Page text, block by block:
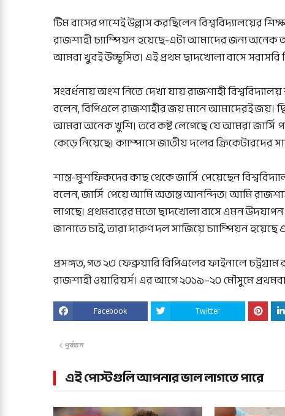
টিম বাসের পাশেই উল্লাস করছিলেন বিশ্ববিদ্যালয়ের
রাজশাহী চ্যাম্পিয়ন হয়েছে-এটা আমাদের জন্য অনেক
আমরা খুবই উচ্ছ্বসিত। এই প্রথম ছাদখোলা বাসে সরাসরি
সংবর্ধনায় অংশ নিতে দেখা যায় রাজশাহী
বলেন, বিপিএলে রাজশাহীর জয় মানে আমাদেরই জয়।
আমরা অনেক খুশি। তবে কষ্ট লেগেছে যে আমরা জার্সি
কেড়ে নিয়েছে। ক্যাম্পাসে জাতীয় দলের
শান্ত-মুশফিকদের কাছ থেকে জার্সি পেয়েছেন
বলেন, জার্সি পেয়ে আমি অত্যন্ত আনন্দিত। আমি
লাগছে। প্রথমবারের মতো ছাদখোলা বাসে এমন উদযাপন
জানাতে চাই, তারা দারুণ দল সাজিয়ে চ্যাম্পিয়ন
প্রসঙ্গত, গত ২৩ ফেব্রুয়ারি বিপিএলের ফাইনালে
রাজশাহী ওয়ারিয়র্স। এর আগে ২০১৯–২০ মৌসুমে
Facebook Twitter
পূর্বতন
এই পোস্টগুলি আপনার ভাল লাগতে পারে